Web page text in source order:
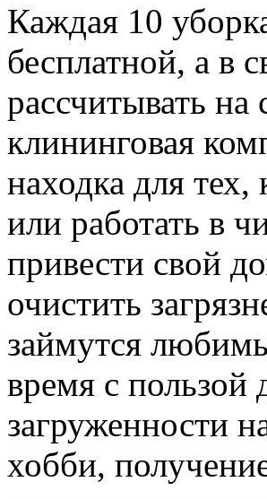
Каждая 10
бесплатной, а в
рассчитывать
клининговая
находка для
или работать в
привести свой
очистить
займутся
время с пользой
загруженности
хобби,